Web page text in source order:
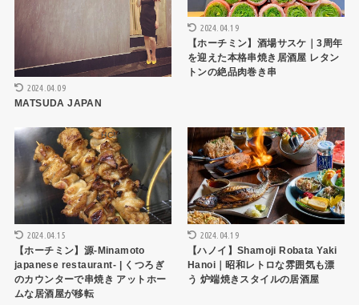
2024.04.09
MATSUDA JAPAN
2024.04.19
【ホーチミン】酒場サスケ｜3周年
を迎えた本格串焼き居酒屋 レタン
トンの絶品肉巻き串
HCMCレストラン
2024.04.15
【ホーチミン】源-Minamoto
japanese restaurant- | くつろぎ
のカウンターで串焼き アットホー
ムな居酒屋が移転
ハノイレストラン
2024.04.19
【ハノイ】Shamoji Robata Yaki
Hanoi｜昭和レトロな雰囲気も漂
う 炉端焼きスタイルの居酒屋